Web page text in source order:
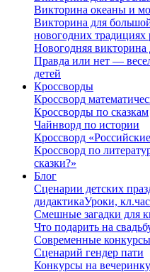
Викторина океаны и
Викторина для
новогодних традициях
Новогодняя викторина
Правда или нет —
детей
Кроссворды
Кроссворд
Кроссворды по сказкам
Чайнворд по истории
Кроссворд
Кроссворд по
сказки?»
Блог
Сценарии детских
дидактикаУроки,
Смешные загадки для
Что подарить на
Современные конкурсы
Сценарий гендер пати
Конкурсы на